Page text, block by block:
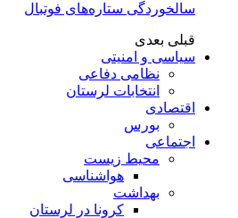
سالخوردگی ستاره‌های فوتبال
قبلی بعدی
سیاسی و امنیتی
نظامی دفاعی
انتخابات لرستان
اقتصادی
بورس
اجتماعی
محیط زیست
هواشناسی
بهداشت
کرونا در لرستان